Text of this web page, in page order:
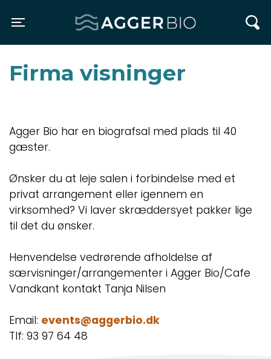
Toggle navigation
Agger BIO
Firma visninger
Agger Bio har en biografsal med plads til 40
gæster.
Ønsker du at leje salen i forbindelse med et
privat arrangement eller igennem en
virksomhed? Vi laver skræddersyet pakker lige
til det du ønsker.
Henvendelse vedrørende afholdelse af
særvisninger/arrangementer i Agger Bio/Cafe
Vandkant kontakt Tanja Nilsen
Email: events@aggerbio.dk
Tlf: 93 97 64 48